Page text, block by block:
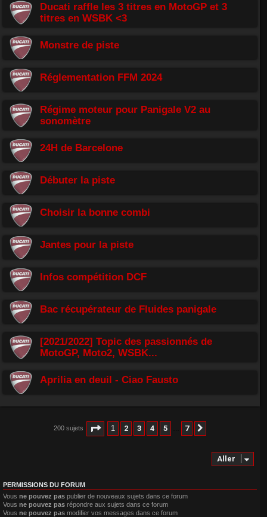
Ducati raffle les 3 titres en MotoGP et 3
titres en WSBK <3
Monstre de piste
Réglementation FFM 2024
Régime moteur pour Panigale V2 au
sonomètre
24H de Barcelone
Débuter la piste
Choisir la bonne combi
Jantes pour la piste
Infos compétition DCF
Bac récupérateur de Fluides panigale
[2021/2022] Topic des passionnés de
MotoGP, Moto2, WSBK...
Aprilia en deuil - Ciao Fausto
200 sujets Page 1sur
1 2 3 4 5 7
Aller
PERMISSIONS DU FORUM
Vous ne pouvez pas publier de nouveaux sujets dans ce forum
Vous ne pouvez pas répondre aux sujets dans ce forum
Vous ne pouvez pas modifier vos messages dans ce forum